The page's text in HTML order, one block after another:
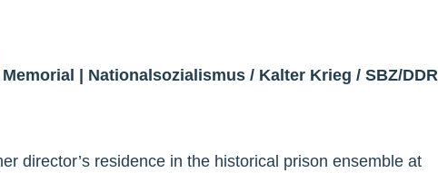
| Nationalsozialismus / Kalter Krieg / SBZ/DDR
director’s residence in the historical prison ensemble at